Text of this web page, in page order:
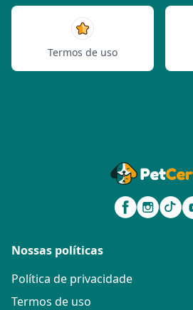
Termos de uso
Nossas políticas
Política de privacidade
Termos de uso